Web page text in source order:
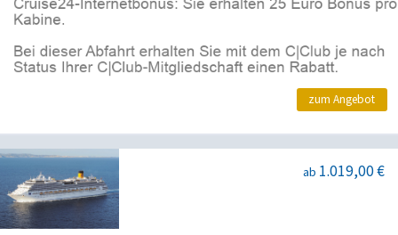
zum Angebot
ab 1.019,00 €